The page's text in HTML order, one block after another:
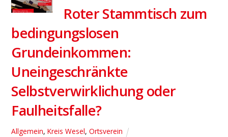
Roter Stammtisch zum
bedingungslosen
Grundeinkommen:
Uneingeschränkte
Selbstverwirklichung oder
Faulheitsfalle?
Allgemein,Kreis Wesel,Ortsverein